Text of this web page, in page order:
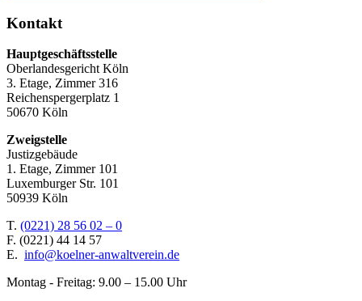
Kontakt
Hauptgeschäftsstelle
Oberlandesgericht Köln
3. Etage, Zimmer 316
Reichenspergerplatz 1
50670 Köln
Zweigstelle
Justizgebäude
1. Etage, Zimmer 101
Luxemburger Str. 101
50939 Köln
T. (0221) 28 56 02 – 0
F. (0221) 44 14 57
E. info@koelner-anwaltverein.de
Montag - Freitag: 9.00 – 15.00 Uhr